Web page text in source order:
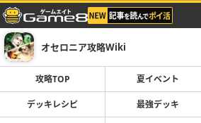
オセロニア攻略Wiki
攻略TOP 夏イベント
デッキレシピ 最強デッキ